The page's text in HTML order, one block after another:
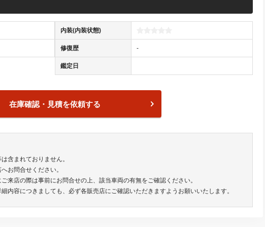
内装(内装状態)
修復歴 -
鑑定日
在庫確認・見積を依頼する
含まれておりません。
お問合せください。
来店の際は事前にお問合せの上、該当車両の有無をご確認ください。
内容につきましても、必ず各販売店にご確認いただきますようお願いいたします。